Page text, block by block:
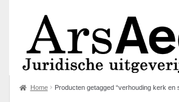
Home Producten getagged “verhouding kerk en